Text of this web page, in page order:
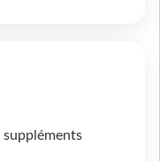
suppléments